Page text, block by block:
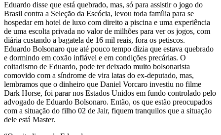
Eduardo disse que está quebrado, mas, só para assistir o jogo do
Brasil contra a Seleção da Escócia, levou toda família para se
hospedar em hotel de luxo com direito a piscina e uma experiência
de uma escolta privada no valor de milhões para ver os jogos, com
diária custando a bagatela de 16 mil reais, fora os petiscos.
Eduardo Bolsonaro que até pouco tempo dizia que estava quebrado
e dormindo em coxão inflável e em condições precárias. O
coitadismo de Eduardo, pode ter deixado muito bolsonarista
comovido com a síndrome de vira latas do ex-deputado, mas,
lembramos que o dinheiro que Daniel Vorcaro investiu no filme
Dark Horse, foi parar nos Estados Unidos em fundo controlado pelo
advogado de Eduardo Bolsonaro. Então, os que estão preocupados
com a situação do filho 02 de Jair, fiquem tranquilos que a situação
dele está Master.